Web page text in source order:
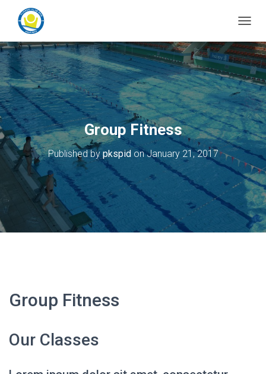
o
g
g
l
e
N
a
v
i
a
t
i
o
n
Group Fitness
Published bypkspidonJanuary 21, 2017
Group Fitness
Our Classes